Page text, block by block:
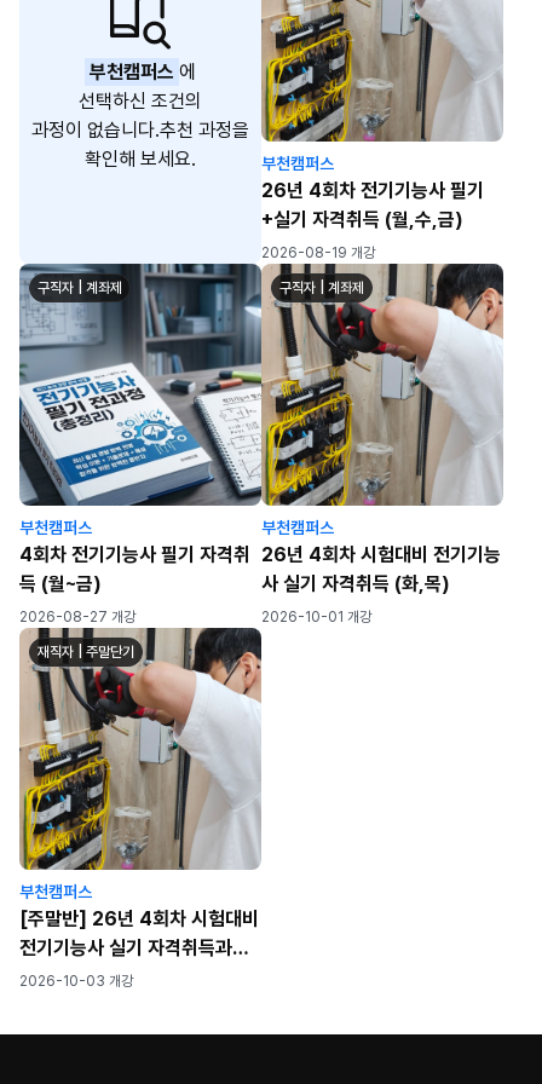
부천캠퍼스 에
선택하신 조건의
과정이 없습니다.추천 과정을
확인해 보세요.
부천캠퍼스
26년 4회차 전기기능사 필기
+실기 자격취득 (월,수,금)
2026-08-19 개강
구직자 | 계좌제
부천캠퍼스
4회차 전기기능사 필기 자격취
득 (월~금)
2026-08-27 개강
구직자 | 계좌제
부천캠퍼스
26년 4회차 시험대비 전기기능
사 실기 자격취득 (화,목)
2026-10-01 개강
재직자 | 주말단기
부천캠퍼스
[주말반] 26년 4회차 시험대비
전기기능사 실기 자격취득과정
[공구무료제공]
2026-10-03 개강